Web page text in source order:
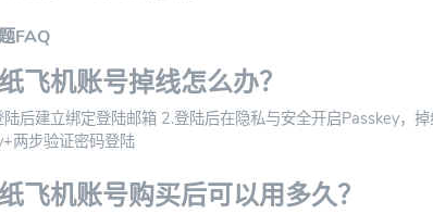
FAQ
飞机账号掉线怎么办？
陆后建立绑定登陆邮箱 2.登陆后在隐私与安全开启Passkey，
两步验证密码登陆
飞机账号购买后可以用多久？